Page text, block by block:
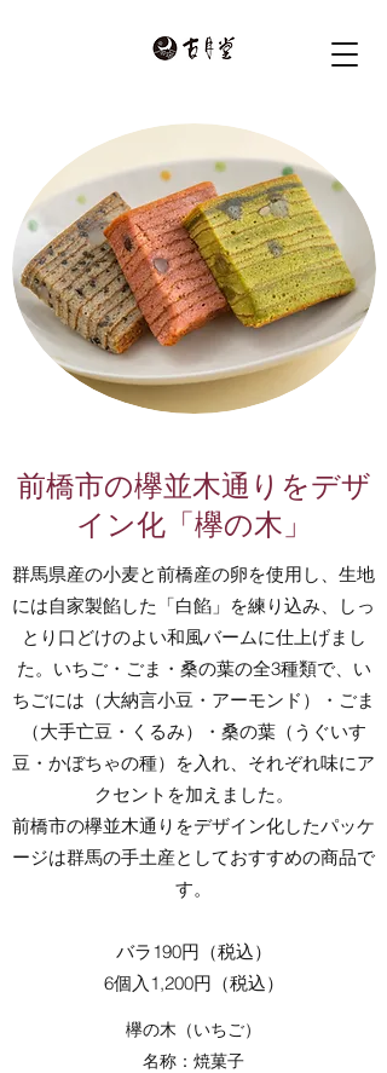
前橋市の欅並木通りをデザ
イン化「欅の木」
群馬県産の小麦と前橋産の卵を使用し、生地
には自家製餡した「白餡」を練り込み、しっ
とり口どけのよい和風バームに仕上げまし
た。いちご・ごま・桑の葉の全3種類で、い
ちごには（大納言小豆・アーモンド）・ごま
（大手亡豆・くるみ）・桑の葉（うぐいす
豆・かぼちゃの種）を入れ、それぞれ味にア
クセントを加えました。
前橋市の欅並木通りをデザイン化したパッケ
ージは群馬の手土産としておすすめの商品で
す。
バラ190円（税込）
6個入1,200円（税込）
欅の木（いちご）
名称：焼菓子